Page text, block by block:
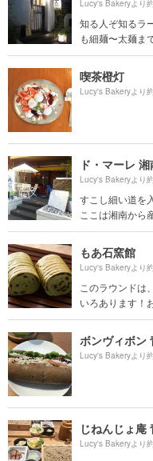
Lucy's Bakeryより
知る人ぞ知るラ
も細麺〜太麺ま
喫茶橙灯
Lucy's Bakeryより
ド・マーレ
Lucy's Bakeryより
すこし細い道を
ここは湘南から
もあ石窯館
Lucy's Bakeryより
このラウンドは
いろあります！
ボンヴィボン
Lucy's Bakeryより
じねんじょ庵
Lucy's Bakeryより